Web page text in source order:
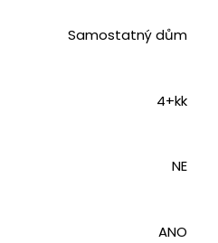
Samostatný dům
4+kk
NE
ANO